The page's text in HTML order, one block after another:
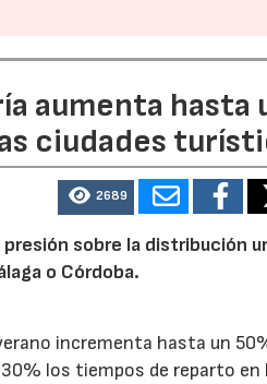
aumenta hasta
ciudades
2689
sobre la distribución
o Córdoba.
incrementa hasta un
los tiempos de reparto en